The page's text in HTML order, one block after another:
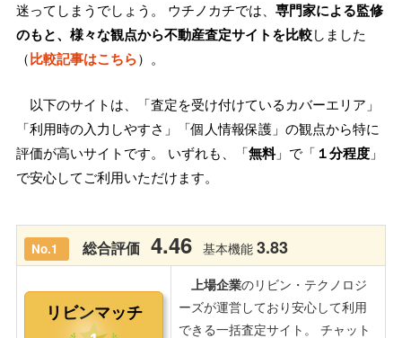
迷ってしまうでしょう。 ウチノカチでは、 専門家による監修
のもと、様々な観点から不動産査定サイトを比較しました
（比較記事はこちら）。
以下のサイトは、「査定を受け付けているカバーエリア」
「利用時の入力しやすさ」「個人情報保護」の観点から特に
評価が高いサイトです。 いずれも、「無料」で「 １分程度 」
で安心してご利用いただけます。